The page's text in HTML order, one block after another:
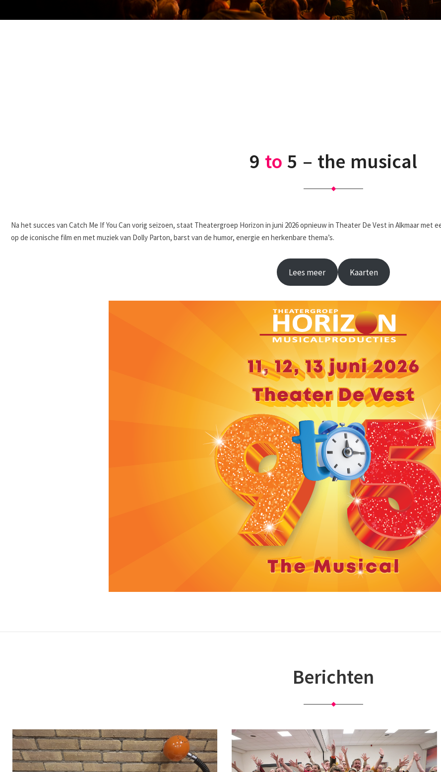
9 to 5 – the musical
Na het succes van Catch Me If You Can vorig seizoen, staat Theatergroep Horizon in juni 2026 opnieuw in Theater De Vest in Alkmaar met
op de iconische film en met muziek van Dolly Parton, barst van de humor, energie en herkenbare thema’s.
Lees meer Kaarten
Berichten